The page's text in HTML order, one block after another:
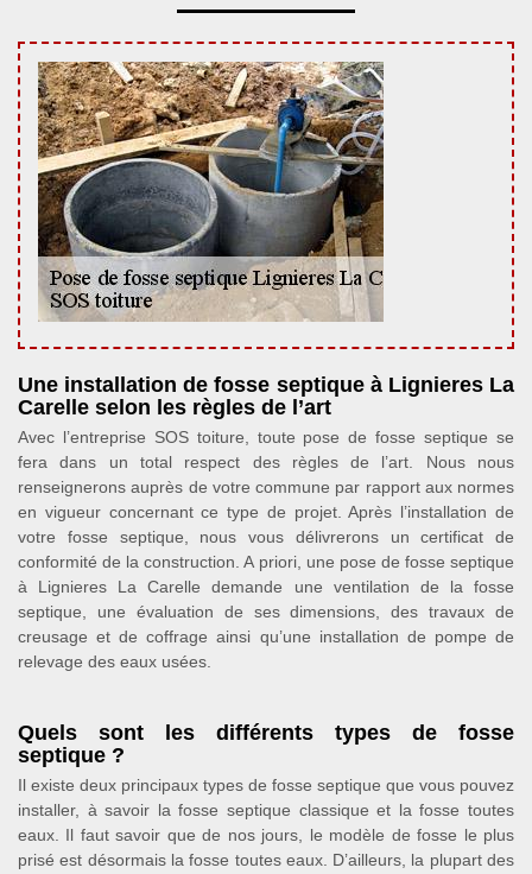
Une installation de fosse septique à Lignieres La
Carelle selon les règles de l’art
Avec l’entreprise SOS toiture, toute pose de fosse septique se
fera dans un total respect des règles de l’art. Nous nous
renseignerons auprès de votre commune par rapport aux normes
en vigueur concernant ce type de projet. Après l’installation de
votre fosse septique, nous vous délivrerons un certificat de
conformité de la construction. A priori, une pose de fosse septique
à Lignieres La Carelle demande une ventilation de la fosse
septique, une évaluation de ses dimensions, des travaux de
creusage et de coffrage ainsi qu’une installation de pompe de
relevage des eaux usées.
Quels sont les différents types de fosse
septique ?
Il existe deux principaux types de fosse septique que vous pouvez
installer, à savoir la fosse septique classique et la fosse toutes
eaux. Il faut savoir que de nos jours, le modèle de fosse le plus
prisé est désormais la fosse toutes eaux. D’ailleurs, la plupart des